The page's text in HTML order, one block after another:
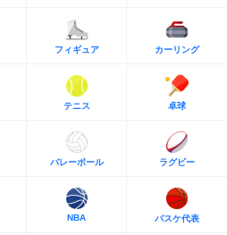
フィギュア カーリング
テニス 卓球
バレーボール ラグビー
NBA バスケ代表